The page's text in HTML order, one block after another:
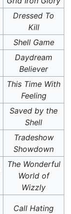
Dressed To
Kill
Shell Game
Daydream
Believer
This Time With
Feeling
Saved by the
Shell
Tradeshow
Showdown
The Wonderful
World of
Wizzly
Call Hating